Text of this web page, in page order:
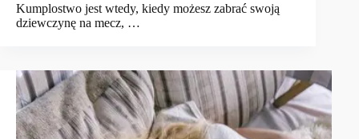
Kumplostwo jest wtedy, kiedy możesz zabrać swoją
dziewczynę na mecz, …